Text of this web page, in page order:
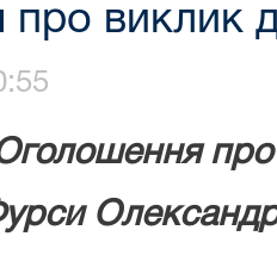
виклик
про
Олександра